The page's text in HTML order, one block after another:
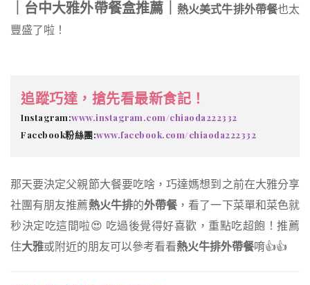
｜台中大雅外帶餐盒推薦｜熱火美式牛排外帶餐也太
豐盛了啦！
追蹤巧達，搶先看最新食記！
Instagram:www.instagram.com/chiaoda222332
Facebook粉絲團:www.facebook.com/chiaoda222332
那天要決定父親節大餐要吃啥，巧達媽想到之前在大雅分享
社團有朋友推薦熱火牛排的外帶餐 ，看了一下菜單和菜色就
秒決定吃這間啦😍 吃過後覺得好喜歡，重點吃超飽！推薦
住大雅或附近的朋友可以參考看看熱火牛排外帶餐唷👍👍